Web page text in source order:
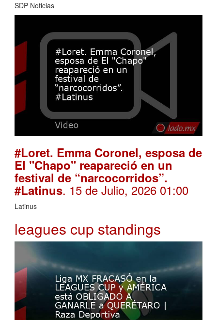
SDP Noticias
#Loret. Emma Coronel, esposa de
El "Chapo" reapareció en un
festival de “narcocorridos”.
#Latinus. 15 de Julio, 2026 01:00
Latinus
leagues cup standings